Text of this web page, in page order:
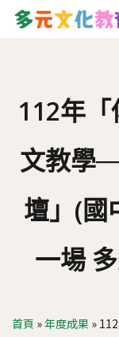
Skip
112年
文教學
壇」(國
一場
首頁 »年度成果 »